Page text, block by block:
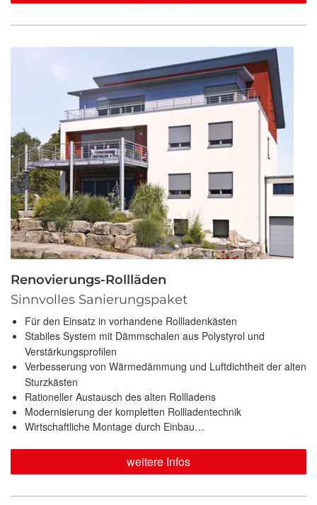
Renovierungs-Rollläden
Sinnvolles Sanierungspaket
Für den Einsatz in vorhandene Rollladenkästen
Stabiles System mit Dämmschalen aus Polystyrol und
Verstärkungsprofilen
Verbesserung von Wärmedämmung und Luftdichtheit der alten
Sturzkästen
Rationeller Austausch des alten Rollladens
Modernisierung der kompletten Rollladentechnik
Wirtschaftliche Montage durch Einbau…
weitere Infos